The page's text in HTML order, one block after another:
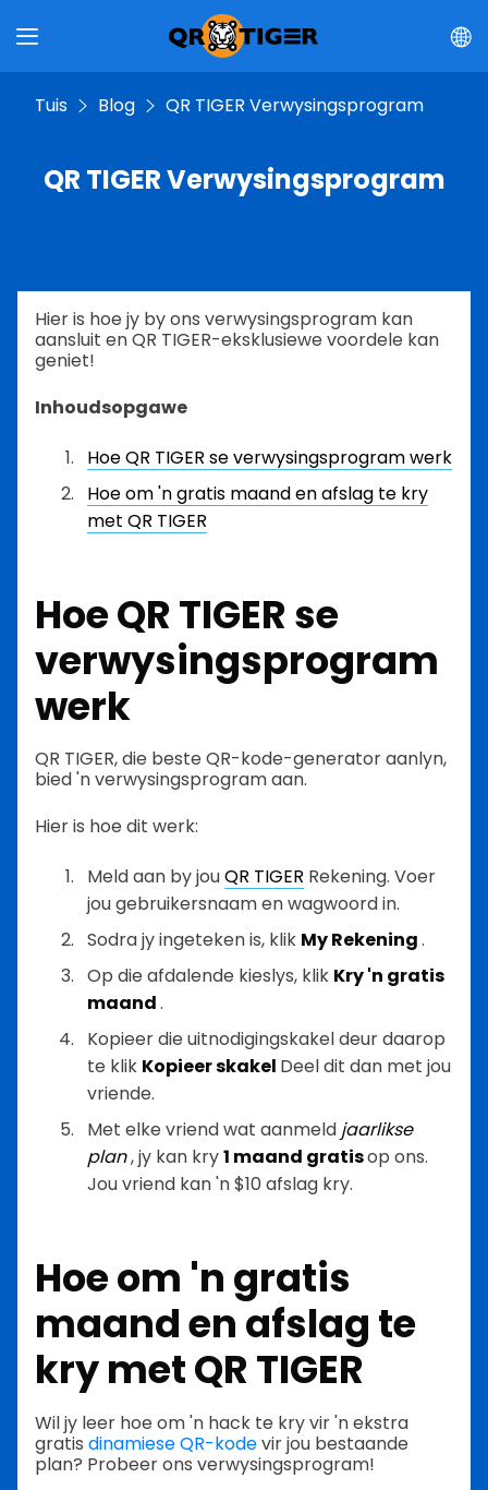
Tuis Blog QR TIGER Verwysingsprogram
QR TIGER Verwysingsprogram
Hier is hoe jy by ons verwysingsprogram kan
aansluit en QR TIGER-eksklusiewe voordele kan
geniet!
Inhoudsopgawe
Hoe QR TIGER se verwysingsprogram werk
Hoe om 'n gratis maand en afslag te kry
met QR TIGER
Hoe QR TIGER se
verwysingsprogram
werk
QR TIGER, die beste QR-kode-generator aanlyn,
bied 'n verwysingsprogram aan.
Hier is hoe dit werk:
Meld aan by jouQR TIGER Rekening. Voer
jou gebruikersnaam en wagwoord in.
Sodra jy ingeteken is, klik My Rekening.
Op die afdalende kieslys, klik Kry 'n gratis
maand.
Kopieer die uitnodigingskakel deur daarop
te klik Kopieer skakel Deel dit dan met jou
vriende.
Met elke vriend wat aanmeld jaarlikse
plan, jy kan kry1 maand gratisop ons.
Jou vriend kan 'n $10 afslag kry.
Hoe om 'n gratis
maand en afslag te
kry met QR TIGER
Wil jy leer hoe om 'n hack te kry vir 'n ekstra
gratis dinamiese QR-kodevir jou bestaande
plan? Probeer ons verwysingsprogram!